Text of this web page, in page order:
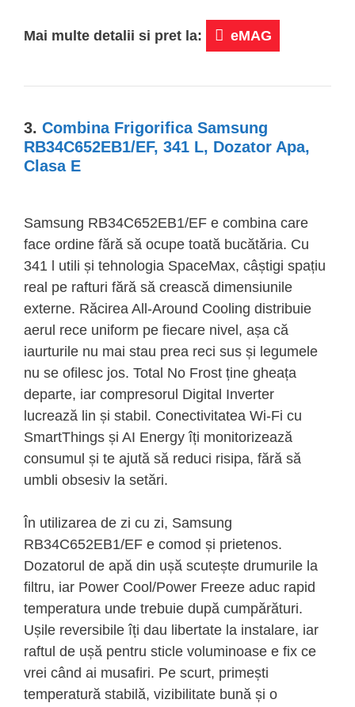
Mai multe detalii si pret la: eMAG
3. Combina Frigorifica Samsung
RB34C652EB1/EF, 341 L, Dozator Apa,
Clasa E
Samsung RB34C652EB1/EF e combina care
face ordine fără să ocupe toată bucătăria. Cu
341 l utili și tehnologia SpaceMax, câștigi spațiu
real pe rafturi fără să crească dimensiunile
externe. Răcirea All-Around Cooling distribuie
aerul rece uniform pe fiecare nivel, așa că
iaurturile nu mai stau prea reci sus și legumele
nu se ofilesc jos. Total No Frost ține gheața
departe, iar compresorul Digital Inverter
lucrează lin și stabil. Conectivitatea Wi-Fi cu
SmartThings și AI Energy îți monitorizează
consumul și te ajută să reduci risipa, fără să
umbli obsesiv la setări.
În utilizarea de zi cu zi, Samsung
RB34C652EB1/EF e comod și prietenos.
Dozatorul de apă din ușă scutește drumurile la
filtru, iar Power Cool/Power Freeze aduc rapid
temperatura unde trebuie după cumpărături.
Ușile reversibile îți dau libertate la instalare, iar
raftul de ușă pentru sticle voluminoase e fix ce
vrei când ai musafiri. Pe scurt, primești
temperatură stabilă, vizibilitate bună și o